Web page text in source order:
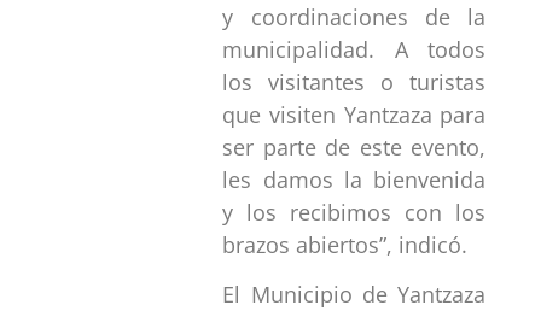
y coordinaciones de la
municipalidad. A todos
los visitantes o turistas
que visiten Yantzaza para
ser parte de este evento,
les damos la bienvenida
y los recibimos con los
brazos abiertos”, indicó.
El Municipio de Yantzaza